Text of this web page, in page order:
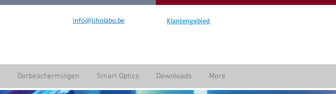
info@jiholabo.be Klantengebied
Oorbeschermingen Smart Optics Downloads More